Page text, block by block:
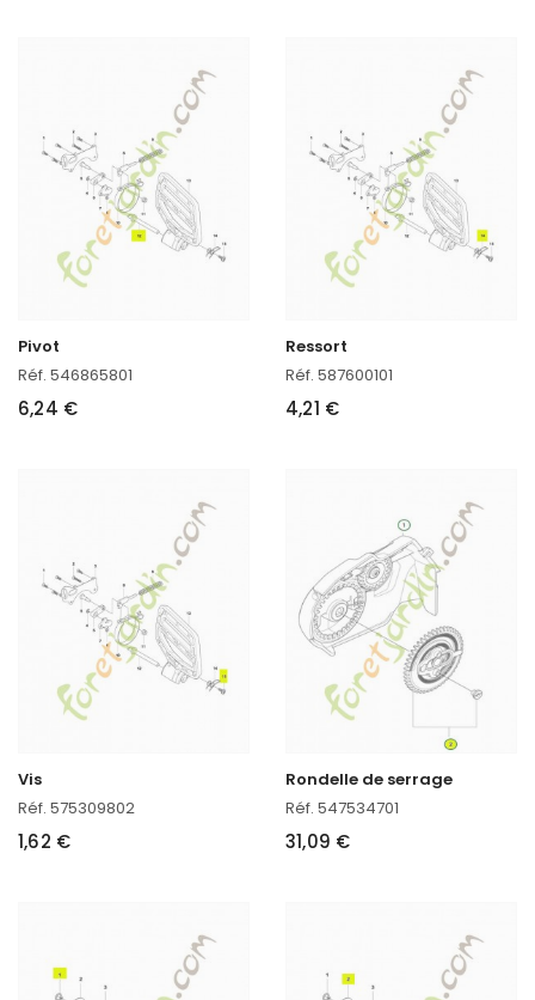
Pivot
Réf. 546865801
6,24 €
Ressort
Réf. 587600101
4,21 €
Vis
Réf. 575309802
1,62 €
Rondelle de serrage
Réf. 547534701
31,09 €